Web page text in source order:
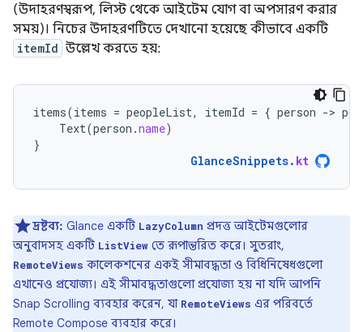
(উদাহরণস্বরূপ, লিস্ট থেকে আইটেম যোগ বা অপসারণ করার
সময়)। নিচের উদাহরণটিতে দেখানো হয়েছে কীভাবে একটি
itemId উল্লেখ করতে হয়:
items(items = peopleList, itemId = { person ->
Text(person .name)
}
GlanceSnippets. kt
দ্রষ্টব্য: Glance একটি LazyColumn প্রদত্ত আইটেমগুলোর
অনুবাদসহ একটি ListView তে রূপান্তরিত করে। সুতরাং,
RemoteViews কালেকশনের একই সীমাবদ্ধতা ও বিধিনিষেধগুলো
এখানেও প্রযোজ্য। এই সীমাবদ্ধতাগুলো প্রযোজ্য হয় না যদি আপনি
Snap Scrolling ব্যবহার করেন, যা RemoteViews এর পরিবর্তে
Remote Compose ব্যবহার করে।